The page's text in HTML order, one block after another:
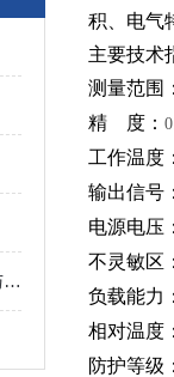
简单谈谈校园自动气象站的特点与功能
积、电气
主要技术
测量范围
精
度：
工作温度
输出信号
电源电压
不灵敏区
负载能力
相对温度
防护等级